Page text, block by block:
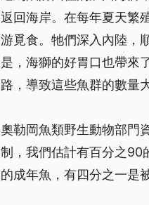
返回海岸。在每年夏天繁
游覓食。牠們深入內陸，
是，海獅的好胃口也帶來
路，導致這些魚群的數量
奧勒岡魚類野生動物部門
制，我們估計有百分之90
的成年魚，有四分之一是